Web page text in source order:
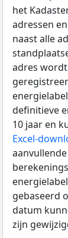
het
adressen
naast alle
adres
definitieve
10 jaar en
Excel-
gebaseerd
datum
zijn